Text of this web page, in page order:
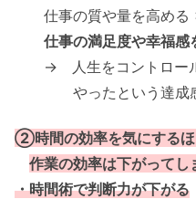
仕事の質や量を高める
仕事の満足度や幸福感
→ 人生をコントロール
やったという達成
②時間の効率を気にする
作業の効率は下がってし
・時間術で判断力が下がる